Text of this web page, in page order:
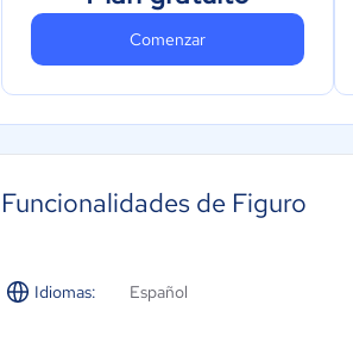
siniestros
Llenado automático de
Comenzar
Funcionalidades de Figuro
Idiomas: Español